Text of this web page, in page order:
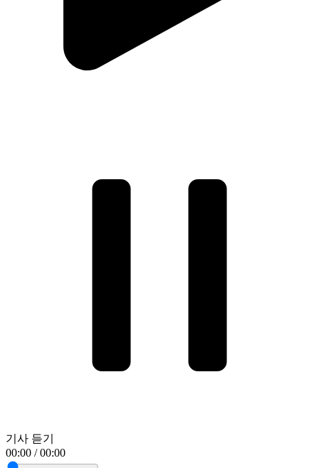
기사 듣기
00:00 / 00:00